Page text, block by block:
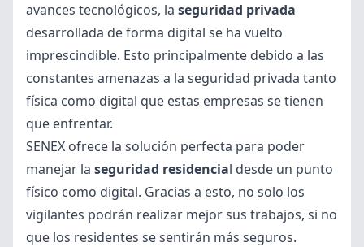
avances tecnológicos, la seguridad privada
desarrollada de forma digital se ha vuelto
imprescindible. Esto principalmente debido a las
constantes amenazas a la seguridad privada tanto
física como digital que estas empresas se tienen
que enfrentar.
SENEX ofrece la solución perfecta para poder
manejar la seguridad residencial desde un punto
físico como digital. Gracias a esto, no solo los
vigilantes podrán realizar mejor sus trabajos, si no
que los residentes se sentirán más seguros.